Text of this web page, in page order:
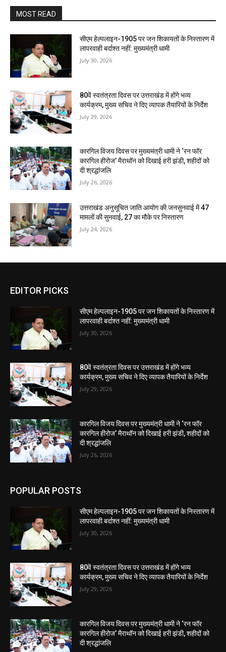
MOST READ
सीएम हेल्पलाइन-1905 पर जन शिकायतों के निस्तारण में
लापरवाही बर्दाश्त नहीं: मुख्यमंत्री धामी
July 30, 2026
80वें स्वतंत्रता दिवस पर उत्तराखंड में होंगे भव्य
कार्यक्रम, मुख्य सचिव ने दिए व्यापक तैयारियों के निर्देश
July 29, 2026
कारगिल विजय दिवस पर मुख्यमंत्री धामी ने ‘रन फॉर
कारगिल हीरोज’ मैराथॉन को दिखाई हरी झंडी, शहीदों को
दी श्रद्धांजलि
July 26, 2026
उत्तराखंड अनुसूचित जाति आयोग की जनसुनवाई में 47
मामलों की सुनवाई, 27 का मौके पर निस्तारण
July 24, 2026
EDITOR PICKS
सीएम हेल्पलाइन-1905 पर जन शिकायतों के निस्तारण में
लापरवाही बर्दाश्त नहीं: मुख्यमंत्री धामी
July 30, 2026
80वें स्वतंत्रता दिवस पर उत्तराखंड में होंगे भव्य
कार्यक्रम, मुख्य सचिव ने दिए व्यापक तैयारियों के निर्देश
July 29, 2026
कारगिल विजय दिवस पर मुख्यमंत्री धामी ने ‘रन फॉर
कारगिल हीरोज’ मैराथॉन को दिखाई हरी झंडी, शहीदों को
दी श्रद्धांजलि
July 26, 2026
POPULAR POSTS
सीएम हेल्पलाइन-1905 पर जन शिकायतों के निस्तारण में
लापरवाही बर्दाश्त नहीं: मुख्यमंत्री धामी
July 30, 2026
80वें स्वतंत्रता दिवस पर उत्तराखंड में होंगे भव्य
कार्यक्रम, मुख्य सचिव ने दिए व्यापक तैयारियों के निर्देश
July 29, 2026
कारगिल विजय दिवस पर मुख्यमंत्री धामी ने ‘रन फॉर
कारगिल हीरोज’ मैराथॉन को दिखाई हरी झंडी, शहीदों को
दी श्रद्धांजलि